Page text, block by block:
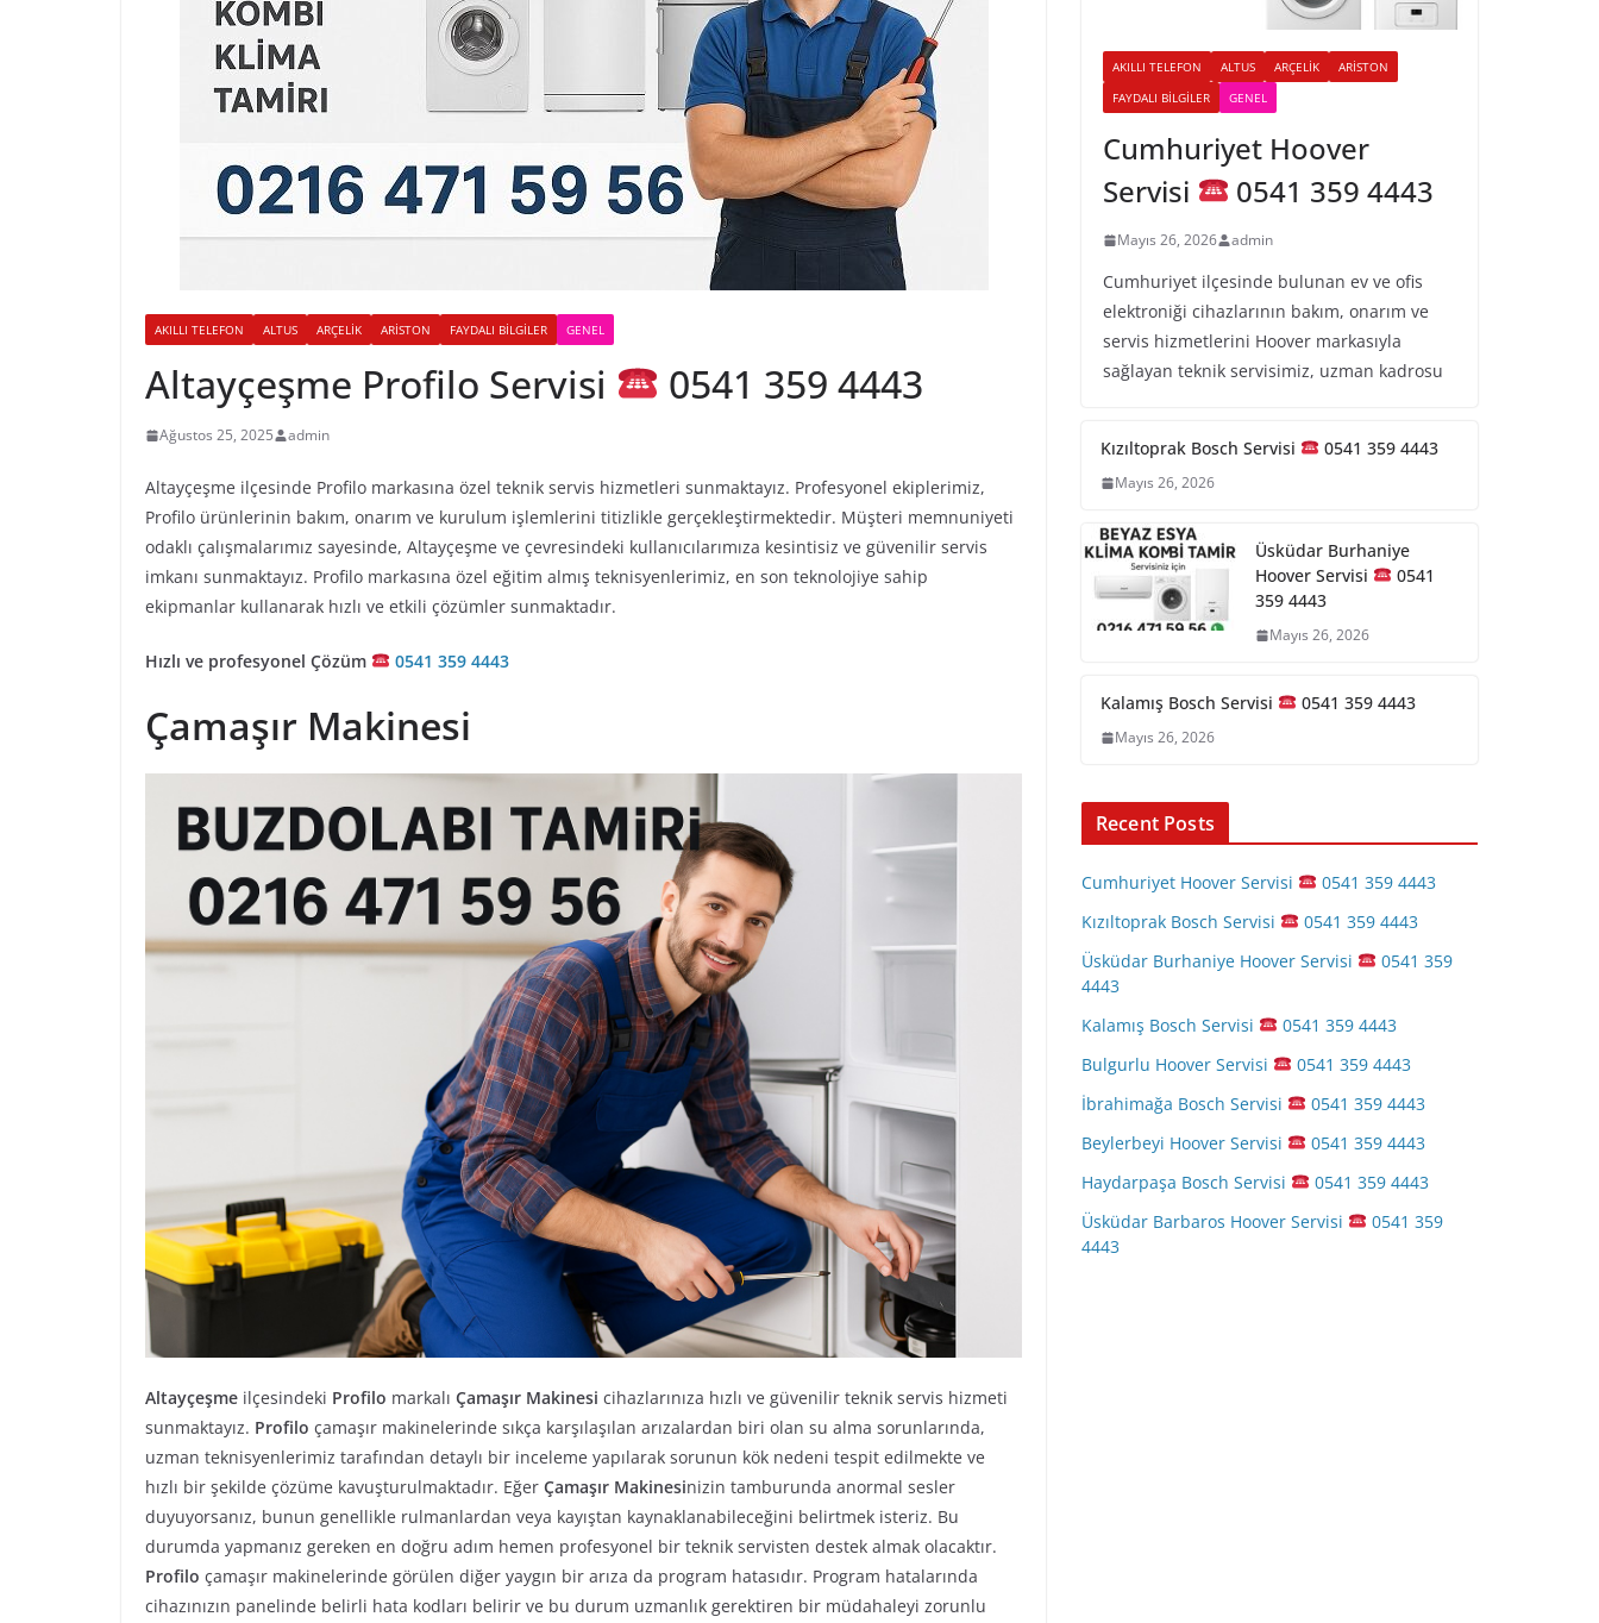
AKILLI TELEFON ALTUS ARÇELIK ARISTON FAYDALI BILGILER GENEL
Altayçeşme Profilo Servisi 0541 359 4443
Ağustos 25, 2025 admin
Altayçeşme ilçesinde Profilo markasına özel teknik servis hizmetleri sunmaktayız. Profesyonel ekiplerimiz,
Profilo ürünlerinin bakım, onarım ve kurulum işlemlerini titizlikle gerçekleştirmektedir. Müşteri memnuniyeti
odaklı çalışmalarımız sayesinde, Altayçeşme ve çevresindeki kullanıcılarımıza kesintisiz ve güvenilir servis
imkanı sunmaktayız. Profilo markasına özel eğitim almış teknisyenlerimiz, en son teknolojiye sahip
ekipmanlar kullanarak hızlı ve etkili çözümler sunmaktadır.
Hızlı ve profesyonel Çözüm 0541 359 4443
Çamaşır Makinesi
Altayçeşme ilçesindeki Profilo markalı Çamaşır Makinesi cihazlarınıza hızlı ve güvenilir teknik servis hizmeti
sunmaktayız. Profilo çamaşır makinelerinde sıkça karşılaşılan arızalardan biri olan su alma sorunlarında,
uzman teknisyenlerimiz tarafından detaylı bir inceleme yapılarak sorunun kök nedeni tespit edilmekte ve
hızlı bir şekilde çözüme kavuşturulmaktadır. Eğer Çamaşır Makinesinizin tamburunda anormal sesler
duyuyorsanız, bunun genellikle rulmanlardan veya kayıştan kaynaklanabileceğini belirtmek isteriz. Bu
durumda yapmanız gereken en doğru adım hemen profesyonel bir teknik servisten destek almak olacaktır.
Profilo çamaşır makinelerinde görülen diğer yaygın bir arıza da program hatasıdır. Program hatalarında
cihazınızın panelinde belirli hata kodları belirir ve bu durum uzmanlık gerektiren bir müdahaleyi zorunlu
AKILLI TELEFON ALTUS ARÇELIK
ARISTON
FAYDALI BILGILER
GENEL
Cumhuriyet Hoover
Servisi
0541 359 4443
Mayıs 26, 2026 admin
Cumhuriyet ilçesinde bulunan ev ve ofis
elektroniği cihazlarının bakım, onarım ve
servis hizmetlerini Hoover markasıyla
sağlayan teknik servisimiz, uzman kadrosu
Kızıltoprak Bosch Servisi 0541 359 4443
Mayıs 26, 2026
Üsküdar Burhaniye
Hoover Servisi
0541
359 4443
Mayıs 26, 2026
Kalamış Bosch Servisi 0541 359 4443
Mayıs 26, 2026
Recent Posts
Cumhuriyet Hoover Servisi
0541 359 4443
Kızıltoprak Bosch Servisi
0541 359 4443
Üsküdar Burhaniye Hoover Servisi
0541 359
4443
Kalamış Bosch Servisi
0541 359 4443
Bulgurlu Hoover Servisi
0541 359 4443
İbrahimağa Bosch Servisi
0541 359 4443
Beylerbeyi Hoover Servisi
0541 359 4443
Haydarpaşa Bosch Servisi
0541 359 4443
Üsküdar Barbaros Hoover Servisi
0541 359
4443